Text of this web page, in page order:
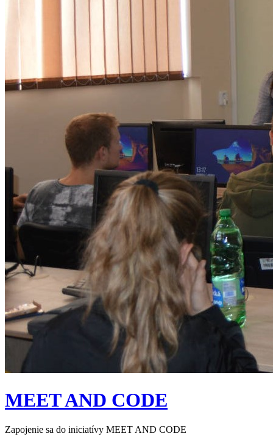
MEET AND CODE
Zapojenie sa do iniciatívy MEET AND CODE